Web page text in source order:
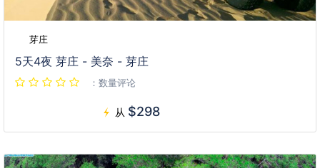
芽庄
5天4夜 芽庄 - 美奈 - 芽庄
：数量评论
从 $298